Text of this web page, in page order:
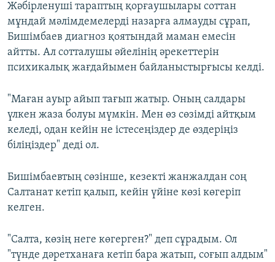
Жәбірленуші тараптың қорғаушылары соттан
мұндай мәлімдемелерді назарға алмауды сұрап,
Бишімбаев диагноз қоятындай маман емесін
айтты. Ал сотталушы әйелінің әрекеттерін
психикалық жағдайымен байланыстырғысы келді.
"Маған ауыр айып тағып жатыр. Оның салдары
үлкен жаза болуы мүмкін. Мен өз сөзімді айтқым
келеді, одан кейін не істесеңіздер де өздеріңіз
біліңіздер" деді ол.
Бишімбаевтың сөзінше, кезекті жанжалдан соң
Салтанат кетіп қалып, кейін үйіне көзі көгеріп
келген.
"Салта, көзің неге көгерген?" деп сұрадым. Ол
"түнде дәретханаға кетіп бара жатып, соғып алдым"